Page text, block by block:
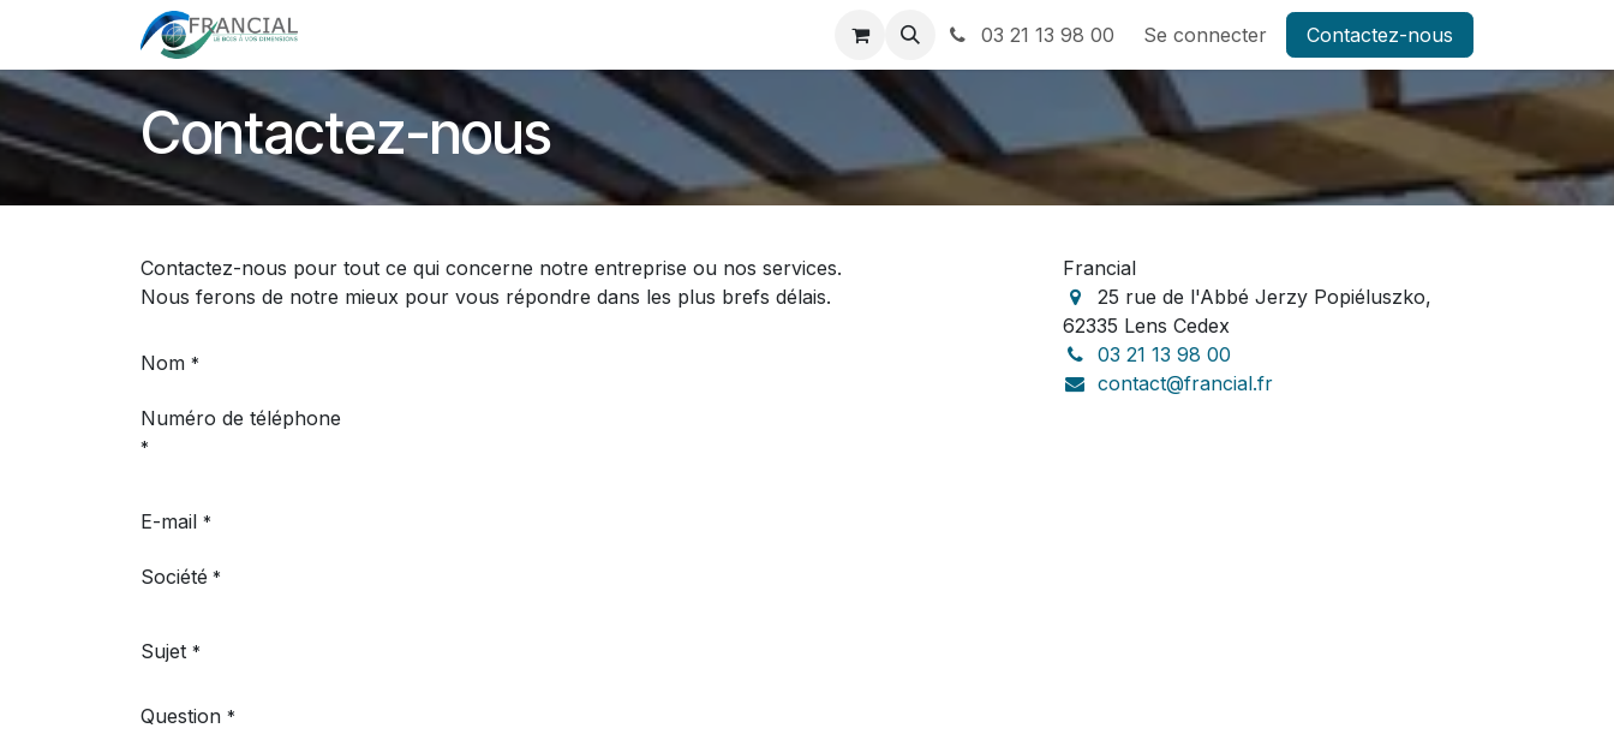
Se rendre au contenu
03 21 13 98 00 Se connecter Contactez-nous
Contactez-nous
Contactez-nous pour tout ce qui concerne notre entreprise ou nos services.
Nous ferons de notre mieux pour vous répondre dans les plus brefs délais.
Nom *
Numéro de téléphone
*
E-mail *
Société *
Sujet *
Question *
Francial
25 rue de l'Abbé Jerzy Popiéluszko,
62335 Lens Cedex
03 21 13 98 00
contact@francial.fr